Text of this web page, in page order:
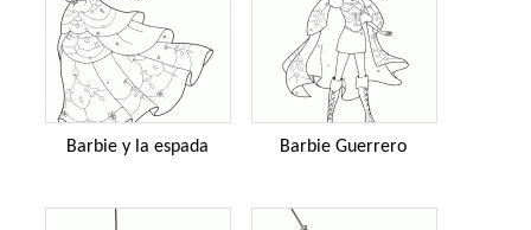
Barbie y la espada Barbie Guerrero